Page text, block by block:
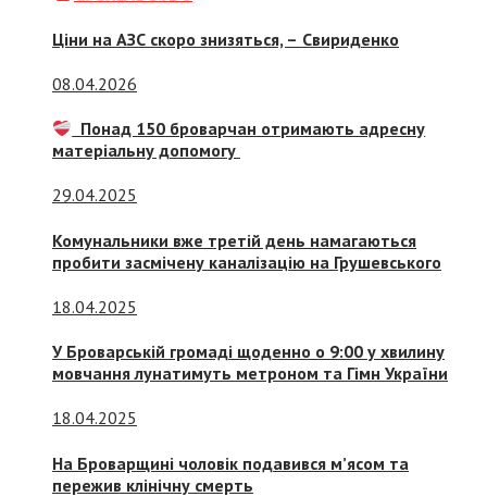
Ціни на АЗС скоро знизяться, – Свириденко
08.04.2026
Понад 150 броварчан отримають адресну
матеріальну допомогу
29.04.2025
Комунальники вже третій день намагаються
пробити засмічену каналізацію на Грушевського
18.04.2025
У Броварській громаді щоденно о 9:00 у хвилину
мовчання лунатимуть метроном та Гімн України
18.04.2025
На Броварщині чоловік подавився м’ясом та
пережив клінічну смерть